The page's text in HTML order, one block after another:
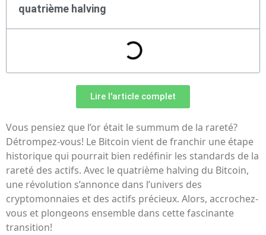
quatrième halving
Lire l'article complet
Vous pensiez que l’or était le summum de la rareté?
Détrompez-vous! Le Bitcoin vient de franchir une étape
historique qui pourrait bien redéfinir les standards de la
rareté des actifs. Avec le quatrième halving du Bitcoin,
une révolution s’annonce dans l’univers des
cryptomonnaies et des actifs précieux. Alors, accrochez-
vous et plongeons ensemble dans cette fascinante
transition!